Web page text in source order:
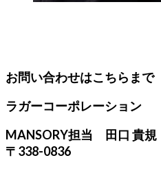
お問い合わせはこちらまで
ラガーコーポレーション
MANSORY担当 田口 貴規
〒338-0836